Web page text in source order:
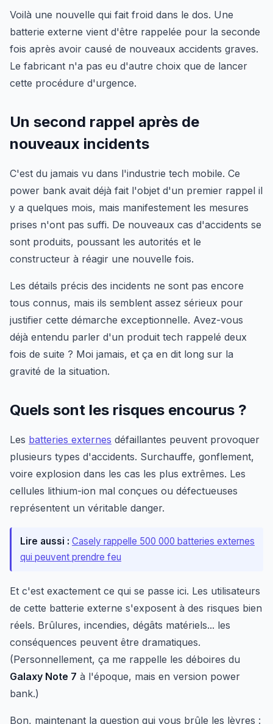
Voilà une nouvelle qui fait froid dans le dos. Une
batterie externe vient d'être rappelée pour la seconde
fois après avoir causé de nouveaux accidents graves.
Le fabricant n'a pas eu d'autre choix que de lancer
cette procédure d'urgence.
Un second rappel après de
nouveaux incidents
C'est du jamais vu dans l'industrie tech mobile. Ce
power bank avait déjà fait l'objet d'un premier rappel il
y a quelques mois, mais manifestement les mesures
prises n'ont pas suffi. De nouveaux cas d'accidents se
sont produits, poussant les autorités et le
constructeur à réagir une nouvelle fois.
Les détails précis des incidents ne sont pas encore
tous connus, mais ils semblent assez sérieux pour
justifier cette démarche exceptionnelle. Avez-vous
déjà entendu parler d'un produit tech rappelé deux
fois de suite ? Moi jamais, et ça en dit long sur la
gravité de la situation.
Quels sont les risques encourus ?
Les batteries externes défaillantes peuvent provoquer
plusieurs types d'accidents. Surchauffe, gonflement,
voire explosion dans les cas les plus extrêmes. Les
cellules lithium-ion mal conçues ou défectueuses
représentent un véritable danger.
Lire aussi : Casely rappelle 500 000 batteries externes
qui peuvent prendre feu
Et c'est exactement ce qui se passe ici. Les utilisateurs
de cette batterie externe s'exposent à des risques bien
réels. Brûlures, incendies, dégâts matériels... les
conséquences peuvent être dramatiques.
(Personnellement, ça me rappelle les déboires du
Galaxy Note 7 à l'époque, mais en version power
bank.)
Bon, maintenant la question qui vous brûle les lèvres :